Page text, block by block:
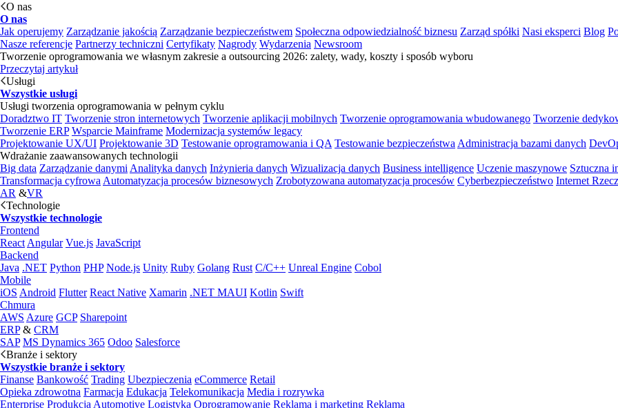
O nas
O nas
Jak operujemy Zarządzanie jakością Zarządzanie bezpieczeństwem Społeczna odpowiedzialność biznesu Zarząd spółki Nasi eksperci Blog
Nasze referencje Partnerzy techniczni Certyfikaty Nagrody Wydarzenia Newsroom
Tworzenie oprogramowania we własnym zakresie a outsourcing 2026: zalety, wady, koszty i sposób wyboru
Przeczytaj artykuł
Usługi
Wszystkie usługi
Usługi tworzenia oprogramowania w pełnym cyklu
Doradztwo IT Tworzenie stron internetowych Tworzenie aplikacji mobilnych Tworzenie oprogramowania wbudowanego Tworzenie
Tworzenie ERP Wsparcie Mainframe Modernizacja systemów legacy
Projektowanie UX/UI Projektowanie 3D Testowanie oprogramowania i QA Testowanie bezpieczeństwa Administracja bazami danych
Wdrażanie zaawansowanych technologii
Big data Zarządzanie danymi Analityka danych Inżynieria danych Wizualizacja danych Business intelligence Uczenie maszynowe Sztuczna
Transformacja cyfrowa Automatyzacja procesów biznesowych Zrobotyzowana automatyzacja procesów Cyberbezpieczeństwo Internet
AR &VR
Technologie
Wszystkie technologie
Frontend
React Angular Vue.js JavaScript
Backend
Java .NET Python PHP Node.js Unity Ruby Golang Rust C/C++ Unreal Engine Cobol
Mobile
iOS Android Flutter React Native Xamarin .NET MAUI Kotlin Swift
Chmura
AWS Azure GCP Sharepoint
ERP& CRM
SAP MS Dynamics 365 Odoo Salesforce
Branże i sektory
Wszystkie branże i sektory
Finanse Bankowość Trading Ubezpieczenia eCommerce Retail
Opieka zdrowotna Farmacja Edukacja Telekomunikacja Media i rozrywka
Enterprise Produkcja Automotive Logistyka Oprogramowanie Reklama i marketing Reklama